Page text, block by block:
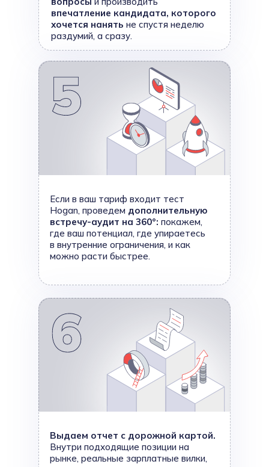
впечатление кандидата, которого
хочется нанять не спустя неделю
раздумий, а сразу.
Если в ваш тариф входит тест
Hogan, проведем дополнительную
встречу-аудит на 360°: покажем,
где ваш потенциал, где упираетесь
в внутренние ограничения, и как
можно расти быстрее.
Выдаем отчет с дорожной картой.
Внутри подходящие позиции на
рынке, реальные зарплатные вилки,